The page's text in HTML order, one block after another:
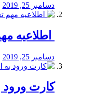
دسامبر 25, 2019
اطلاعیه
دسامبر 25, 2019
کارت ورود